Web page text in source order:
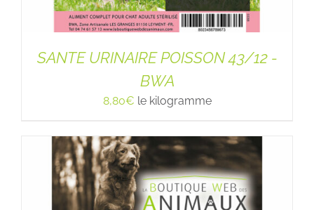
SANTE URINAIRE POISSON 43/12 -
BWA
8,80€ le kilogramme